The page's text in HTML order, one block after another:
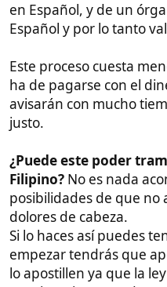
Recomendación este es el
Certificado de
Este documento ha de ser
Se consigue con cita previa
appointment.psa.gov.ph
La cita para la apostilla se
https://
No caduca, pero el notario
fecha de caducidad de